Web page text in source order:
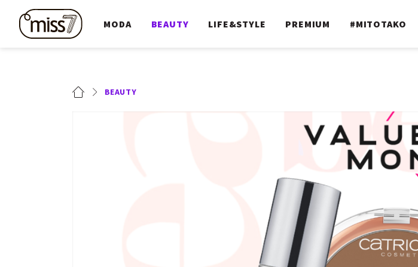
MODA BEAUTY LIFE&STYLE PREMIUM #MITOTAKO
BEAUTY